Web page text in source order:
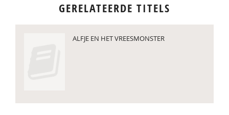
GERELATEERDE TITELS
ALFJE EN HET VREESMONSTER